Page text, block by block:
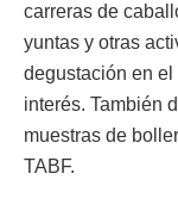
carreras de
yuntas y otras
degustación en
interés. También
muestras de
TABF.